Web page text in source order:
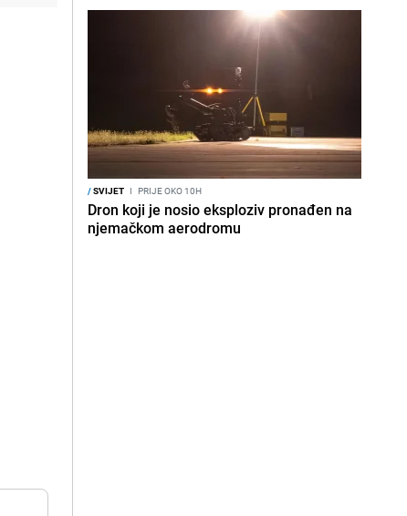
/SVIJET I PRIJE OKO 10H
Dron koji je nosio eksploziv pronađen na
njemačkom aerodromu